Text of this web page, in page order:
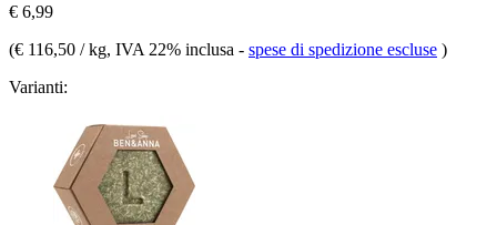
€ 6,99
(€ 116,50 / kg, IVA 22% inclusa - spese di spedizione escluse )
Varianti: